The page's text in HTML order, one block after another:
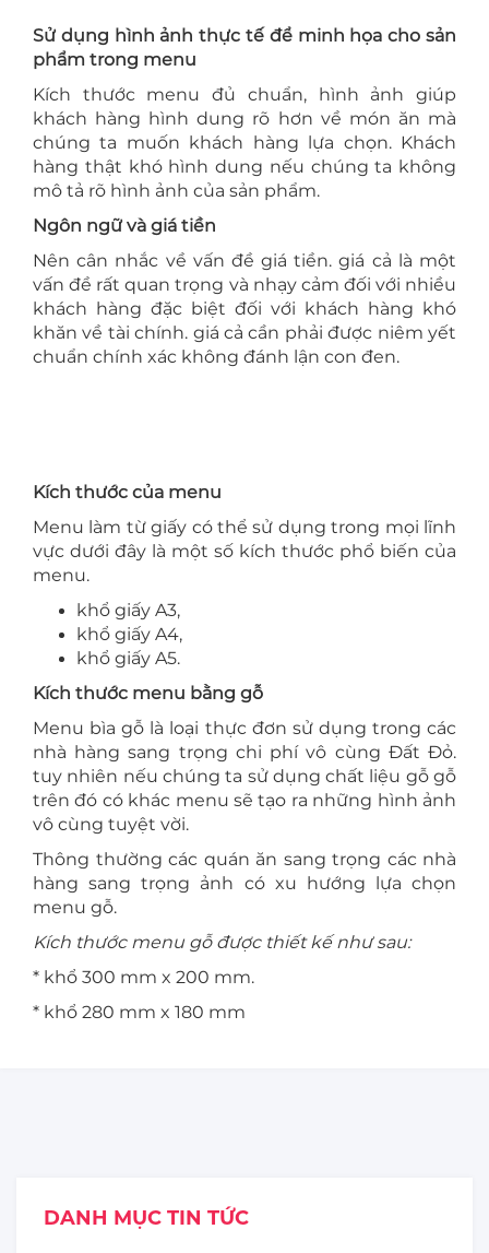
Sử dụng hình ảnh thực tế để minh họa cho sản
phẩm trong menu
Kích thước menu đủ chuẩn, hình ảnh giúp
khách hàng hình dung rõ hơn về món ăn mà
chúng ta muốn khách hàng lựa chọn. Khách
hàng thật khó hình dung nếu chúng ta không
mô tả rõ hình ảnh của sản phẩm.
Ngôn ngữ và giá tiền
Nên cân nhắc về vấn đề giá tiền. giá cả là một
vấn đề rất quan trọng và nhạy cảm đối với nhiều
khách hàng đặc biệt đối với khách hàng khó
khăn về tài chính. giá cả cần phải được niêm yết
chuẩn chính xác không đánh lận con đen.
Kích thước của menu
Menu làm từ giấy có thể sử dụng trong mọi lĩnh
vực dưới đây là một số kích thước phổ biến của
menu.
khổ giấy A3,
khổ giấy A4,
khổ giấy A5.
Kích thước menu bằng gỗ
Menu bìa gỗ là loại thực đơn sử dụng trong các
nhà hàng sang trọng chi phí vô cùng Đất Đỏ.
tuy nhiên nếu chúng ta sử dụng chất liệu gỗ gỗ
trên đó có khác menu sẽ tạo ra những hình ảnh
vô cùng tuyệt vời.
Thông thường các quán ăn sang trọng các nhà
hàng sang trọng ảnh có xu hướng lựa chọn
menu gỗ.
Kích thước menu gỗ được thiết kế như sau:
* khổ 300 mm x 200 mm.
* khổ 280 mm x 180 mm
DANH MỤC TIN TỨC